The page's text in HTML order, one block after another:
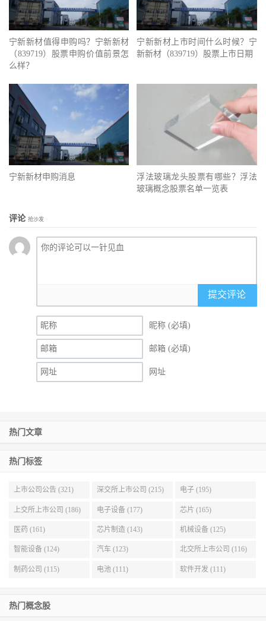
宁新新材值得申购吗？宁新新材
（839719）股票申购价值前景怎
么样？
宁新新材上市时间什么时候？宁
新新材（839719）股票上市日期
宁新新材申购消息
浮法玻璃龙头股票有哪些？浮法
玻璃概念股票名单一览表
评论 抢沙发
提交评论
昵称 (必填)
邮箱 (必填)
网址
热门文章
热门标签
上市公司公告 (321) 深交所上市公司 (215) 电子 (195)
上交所上市公司 (186) 电子设备 (177) 芯片 (165)
医药 (161) 芯片制造 (143) 机械设备 (125)
智能设备 (124) 汽车 (123) 北交所上市公司 (116)
制药公司 (115) 电池 (111) 软件开发 (111)
热门概念股